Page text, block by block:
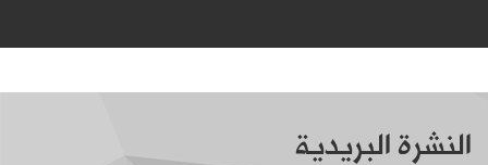
النشرة البريدية